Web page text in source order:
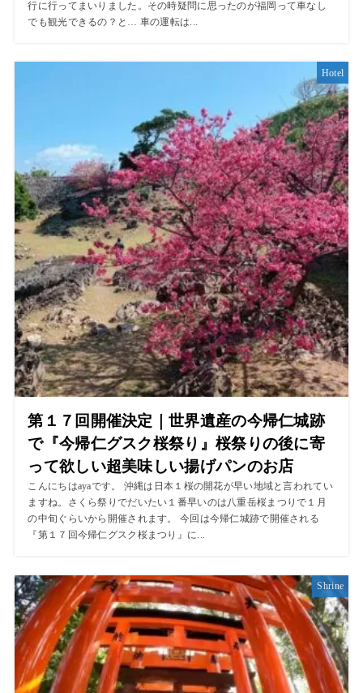
行に行ってまいりました。その時疑問に思ったのが福岡って車なし
でも観光できるの？と… 車の運転は...
Hotel
第１７回開催決定｜世界遺産の今帰仁城跡
で『今帰仁グスク桜祭り』桜祭りの後に寄
って欲しい超美味しい揚げパンのお店
こんにちはayaです。 沖縄は日本１桜の開花が早い地域と言われてい
ますね。さくら祭りでだいたい１番早いのは八重岳桜まつりで１月
の中旬ぐらいから開催されます。 今回は今帰仁城跡で開催される
『第１７回今帰仁グスク桜まつり』に...
Shrine